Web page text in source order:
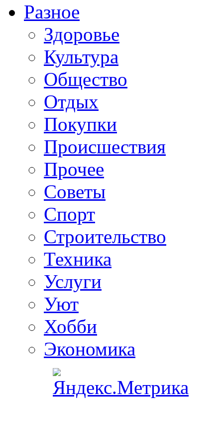
Разное
Здоровье
Культура
Общество
Отдых
Покупки
Происшествия
Прочее
Советы
Спорт
Строительство
Техника
Услуги
Уют
Хобби
Экономика